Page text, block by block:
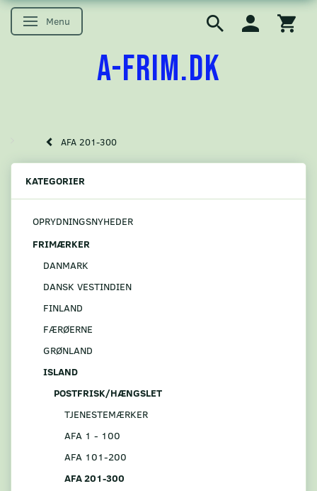
Skifte navigation
Menu
A-FRIM.DK
AFA 201-300
KATEGORIER
OPRYDNINGSNYHEDER
FRIMÆRKER
DANMARK
DANSK VESTINDIEN
FINLAND
FÆRØERNE
GRØNLAND
ISLAND
POSTFRISK/HÆNGSLET
TJENESTEMÆRKER
AFA 1 - 100
AFA 101-200
AFA 201-300